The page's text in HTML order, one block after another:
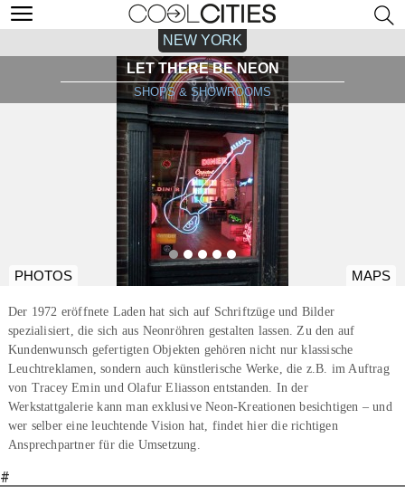
NEW YORK
LET THERE BE NEON
SHOPS & SHOWROOMS
PHOTOS MAPS
Der 1972 eröffnete Laden hat sich auf Schriftzüge und Bilder
spezialisiert, die sich aus Neonröhren gestalten lassen. Zu den auf
Kundenwunsch gefertigten Objekten gehören nicht nur klassische
Leuchtreklamen, sondern auch künstlerische Werke, die z.B. im Auftrag
von Tracey Emin und Olafur Eliasson entstanden. In der
Werkstattgalerie kann man exklusive Neon-Kreationen besichtigen – und
wer selber eine leuchtende Vision hat, findet hier die richtigen
Ansprechpartner für die Umsetzung.
#